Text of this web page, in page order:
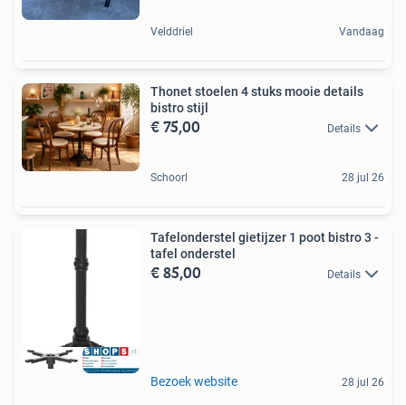
Velddriel Vandaag
Thonet stoelen 4 stuks mooie details
bistro stijl
€ 75,00 Details
Schoorl 28 jul 26
Tafelonderstel gietijzer 1 poot bistro 3 -
tafel onderstel
€ 85,00 Details
Bezoek website 28 jul 26